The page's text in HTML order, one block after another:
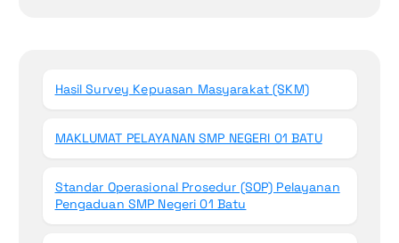
Hasil Survey Kepuasan Masyarakat (SKM)
MAKLUMAT PELAYANAN SMP NEGERI 01 BATU
Standar Operasional Prosedur (SOP) Pelayanan
Pengaduan SMP Negeri 01 Batu